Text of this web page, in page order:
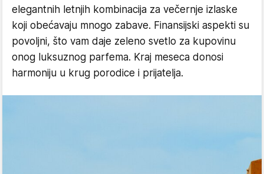
elegantnih letnjih kombinacija za večernje izlaske
koji obećavaju mnogo zabave. Finansijski aspekti su
povoljni, što vam daje zeleno svetlo za kupovinu
onog luksuznog parfema. Kraj meseca donosi
harmoniju u krug porodice i prijatelja.